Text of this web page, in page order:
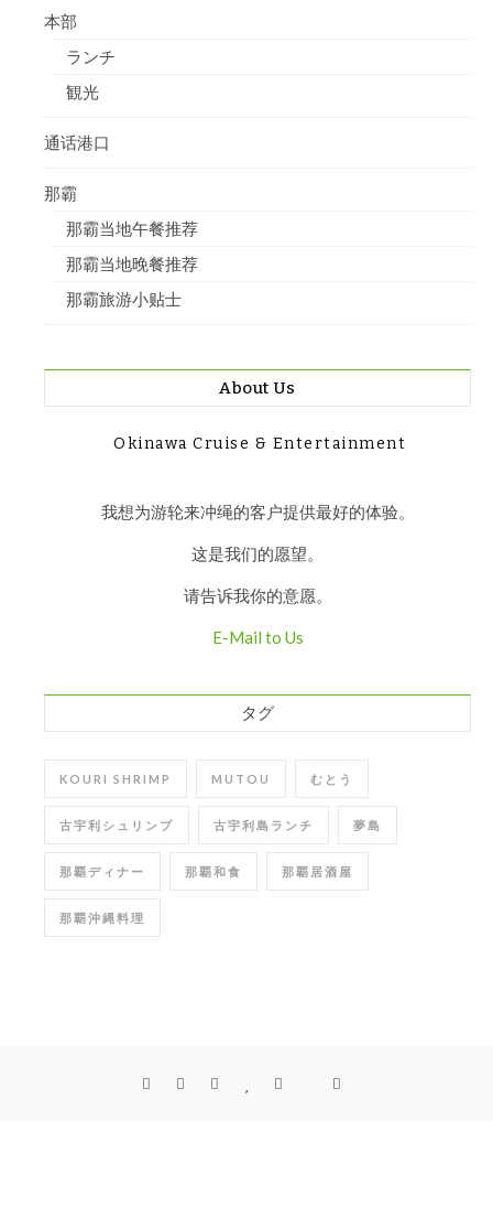
本部
ランチ
観光
通话港口
那霸
那霸当地午餐推荐
那霸当地晚餐推荐
那霸旅游小贴士
About Us
Okinawa Cruise & Entertainment
我想为游轮来冲绳的客户提供最好的体验。
这是我们的愿望。
请告诉我你的意愿。
E-Mail to Us
タグ
KOURI SHRIMP MUTOU むとう
古宇利シュリンプ 古宇利島ランチ 夢島
那覇ディナー 那覇和食 那覇居酒屋
那覇沖縄料理